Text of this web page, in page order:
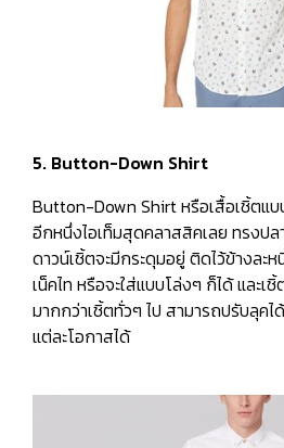
5. Button-Down Shirt
Button-Down Shirt หรือเสื้อเชิ้ตแ
อีกหนึ่งไอเท็มสุดคลาสสิคเลย ทรงป
ดาวน์เชิ้ตจะมีกระดุมอยู่ ติดไว้ข้างละ
เน็คไท หรือจะใส่แบบโล่งๆ ก็ได้ และเ
มากกว่าเชิ้ตทั่วๆ ไป สามารถปรับลุคไ
แต่ละโอกาสได้